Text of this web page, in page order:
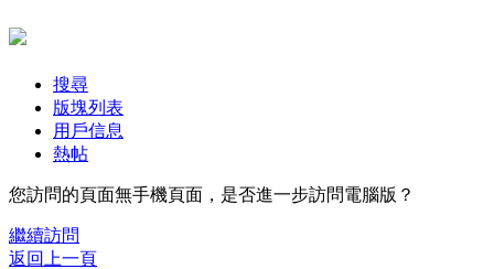
搜尋
版塊列表
用戶信息
熱帖
您訪問的頁面無手機頁面，是否進一步訪問電腦版？
繼續訪問
返回上一頁